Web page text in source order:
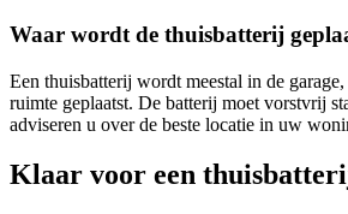
Waar wordt de thuisbatterij
Een thuisbatterij wordt meestal in de
ruimte geplaatst. De batterij moet vorstvrij
adviseren u over de beste locatie in uw
Klaar voor een